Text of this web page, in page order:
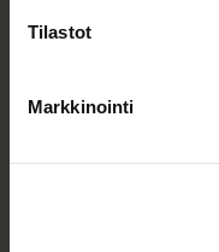
Tilastot
Markkinointi